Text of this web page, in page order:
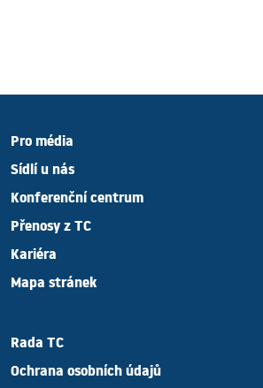
Pro média
Sídlí u nás
Konferenční centrum
Přenosy z TC
Kariéra
Mapa stránek
Rada TC
Ochrana osobních údajů